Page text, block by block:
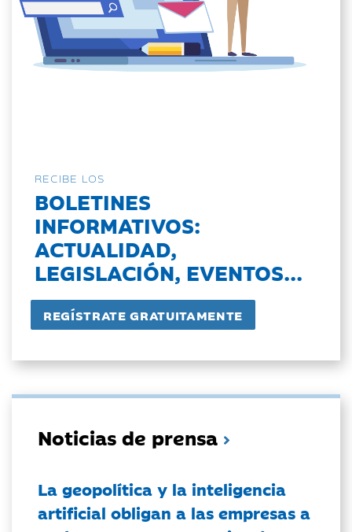
RECIBE LOS
BOLETINES
INFORMATIVOS:
ACTUALIDAD,
LEGISLACIÓN, EVENTOS...
Noticias de prensa
La geopolítica y la inteligencia
artificial obligan a las empresas a